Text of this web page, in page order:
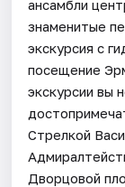
ансамбли
знаменитые
экскурсия с
посещение
экскурсии вы
Стрелкой
Дворцовой